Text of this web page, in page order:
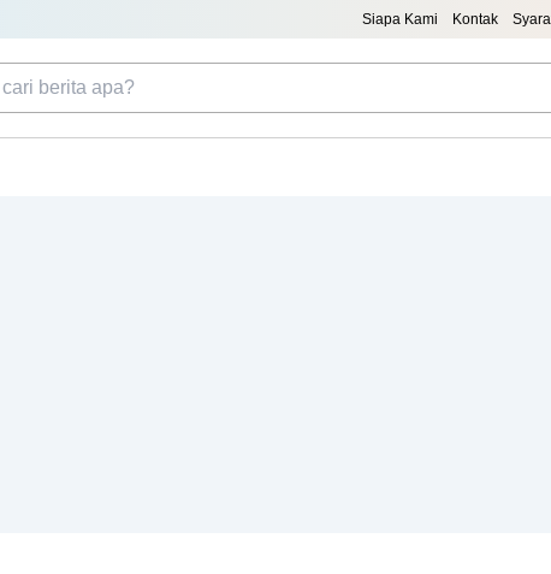
Siapa Kami Kontak